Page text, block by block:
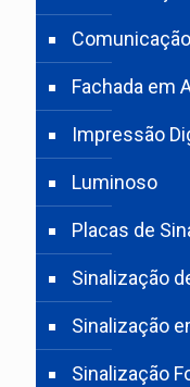
Fachada em
Impressão
Luminoso
Placas de
Sinalização
Sinalização
Sinalização